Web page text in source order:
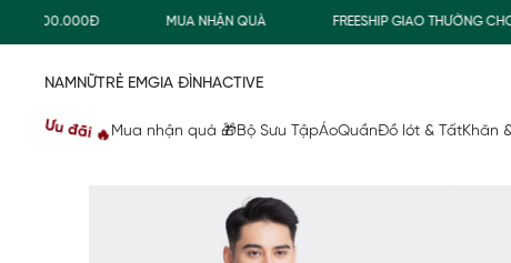
500.000Đ MUA NHẬN QUÀ FREESHIP GIAO THƯỜNG CHO
NAMNỮTRẺ EMGIA ĐÌNHACTIVE
Ưu đãi 🔥 Mua nhận quà 🎁Bộ Sưu TậpÁoQuầnĐồ lót & TấtKhăn